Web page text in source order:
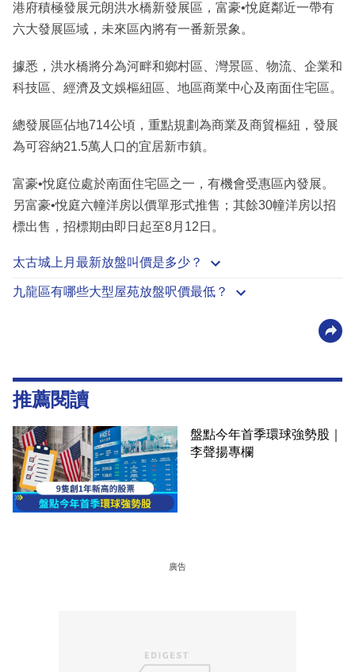
港府積極發展元朗洪水橋新發展區，富豪•悅庭鄰近一帶有
六大發展區域，未來區內將有一番新景象。
據悉，洪水橋將分為河畔和鄉村區、灣景區、物流、企業和
科技區、經濟及文娛樞紐區、地區商業中心及南面住宅區。
總發展區佔地714公頃，重點規劃為商業及商貿樞紐，發展
為可容納21.5萬人口的宜居新巿鎮。
富豪•悅庭位處於南面住宅區之一，有機會受惠區內發展。
另富豪•悅庭六幢洋房以價單形式推售；其餘30幢洋房以招
標出售，招標期由即日起至8月12日。
太古城上月最新放盤叫價是多少？
九龍區有哪些大型屋苑放盤呎價最低？
推薦閱讀
盤點今年首季環球強勢股｜
李聲揚專欄
廣告